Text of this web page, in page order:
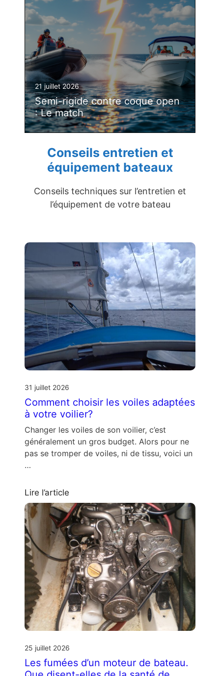
21 juillet 2026
Semi-rigide contre coque open
: Le match
Conseils entretien et
équipement bateaux
Conseils techniques sur l’entretien et
l’équipement de votre bateau
31 juillet 2026
Comment choisir les voiles adaptées
à votre voilier?
Changer les voiles de son voilier, c’est
généralement un gros budget. Alors pour ne
pas se tromper de voiles, ni de tissu, voici un
…
Lire l’article
25 juillet 2026
Les fumées d’un moteur de bateau.